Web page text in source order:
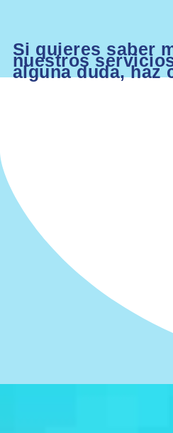
Si quieres saber
nuestros
alguna duda, haz